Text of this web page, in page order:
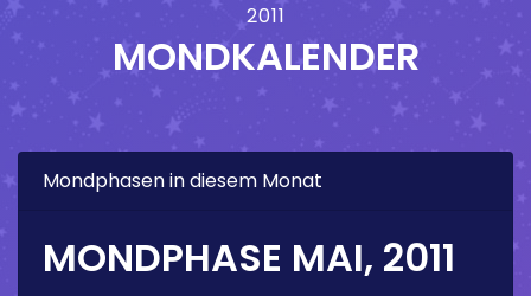
2011
MONDKALENDER
Mondphasen in diesem Monat
MONDPHASE MAI, 2011